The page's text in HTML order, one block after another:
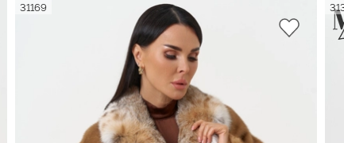
31169